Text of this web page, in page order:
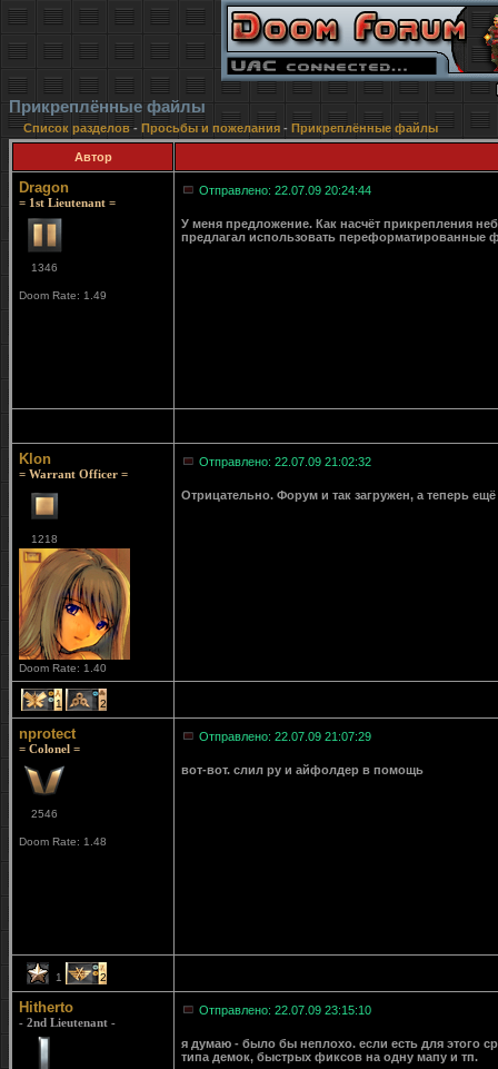
Прикреплённые файлы
Список разделов- Просьбы и пожелания - Прикреплённые файлы
Автор
Dragon
= 1st Lieutenant =
1346
Doom Rate: 1.49
Отправлено: 22.07.09 20:24:44
У меня предложение. Как насчёт прикрепления
предлагал использовать переформатированные
Klon
= Warrant Officer =
1218
Doom Rate: 1.40
Отправлено: 22.07.09 21:02:32
Отрицательно. Форум и так загружен, а теперь ещё
1 2
nprotect
= Colonel =
2546
Doom Rate: 1.48
Отправлено: 22.07.09 21:07:29
вот-вот. слил ру и айфолдер в помощь
1 2
Hitherto
- 2nd Lieutenant -
Отправлено: 22.07.09 23:15:10
я думаю - было бы неплохо. если есть для этого
типа демок, быстрых фиксов на одну мапу и тп.